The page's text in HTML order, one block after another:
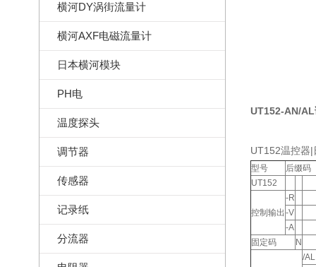
横河DY涡街流量计
横河AXF电磁流量计
日本横河模块
PH电
温度探头
调节器
传感器
记录纸
分流器
UT152-AN/AL
UT152温控器
型号
后缀码
UT152
控制输出
-R
-V
-A
固定码
N
/AL